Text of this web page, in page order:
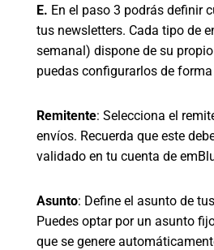
E. En el paso 3 podrás definir
tus newsletters. Cada tipo de
semanal) dispone de su
puedas configurarlos de
Remitente: Selecciona el
envíos. Recuerda que este
validado en tu cuenta de
Asunto: Define el asunto de
Puedes optar por un asunto
que se genere